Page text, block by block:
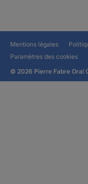
Mentions légales
Paramètres des cookies
© 2026 Pierre Fabre Oral